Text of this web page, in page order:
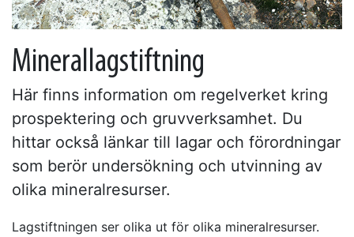
Minerallagstiftning
Här finns information om regelverket kring
prospektering och gruvverksamhet. Du
hittar också länkar till lagar och förordningar
som berör undersökning och utvinning av
olika mineralresurser.
Lagstiftningen ser olika ut för olika mineralresurser.